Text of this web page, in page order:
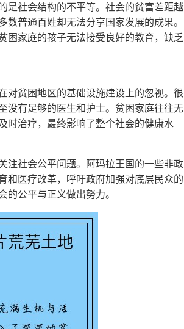
是社会结构的不平等。社会的贫富差距越
普通百姓却无法分享国家发展的成果。
困家庭的孩子无法接受良好的教育，缺乏
对贫困地区的基础设施建设上的忽视。很
没有足够的医生和护士。贫困家庭往往无
时治疗，最终影响了整个社会的健康水
注社会公平问题。阿玛拉王国的一些非政
和医疗改革，呼吁政府加强对底层民众的
公平与正义做出努力。